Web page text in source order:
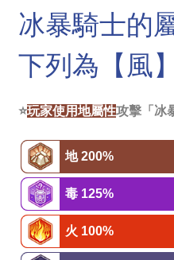
冰暴騎士的
下列為【風
⭐玩家使用地屬性攻擊「冰
地 200%
毒 125%
火 100%